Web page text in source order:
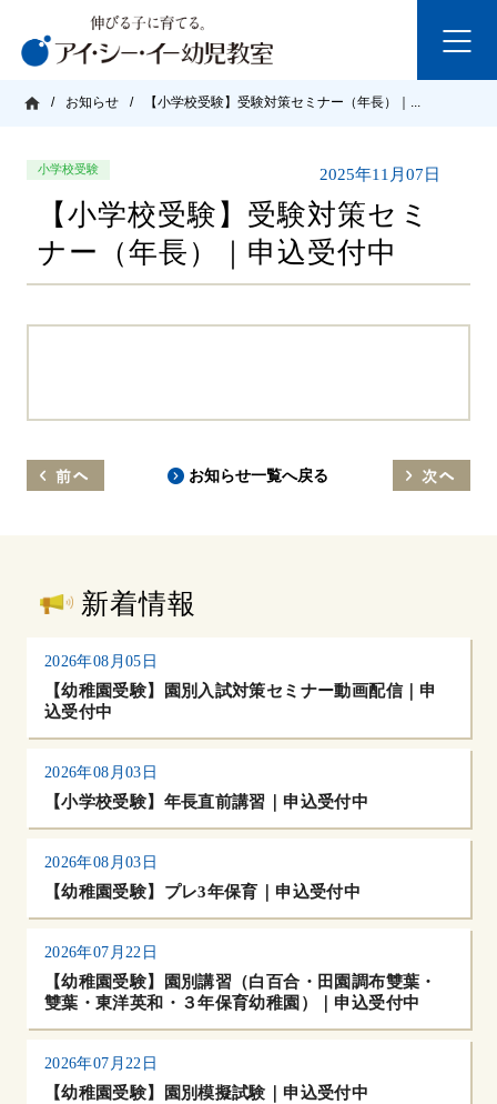
/ お知らせ / 【小学校受験】受験対策セミナー（年長）｜...
小学校受験 2025年11月07日
【小学校受験】受験対策セミ
ナー（年長）｜申込受付中
お知らせ一覧へ戻る
新着情報
2026年08月05日
【幼稚園受験】園別入試対策セミナー動画配信｜申
込受付中
2026年08月03日
【小学校受験】年長直前講習｜申込受付中
2026年08月03日
【幼稚園受験】プレ3年保育｜申込受付中
2026年07月22日
【幼稚園受験】園別講習（白百合・田園調布雙葉・
雙葉・東洋英和・３年保育幼稚園）｜申込受付中
2026年07月22日
【幼稚園受験】園別模擬試験｜申込受付中